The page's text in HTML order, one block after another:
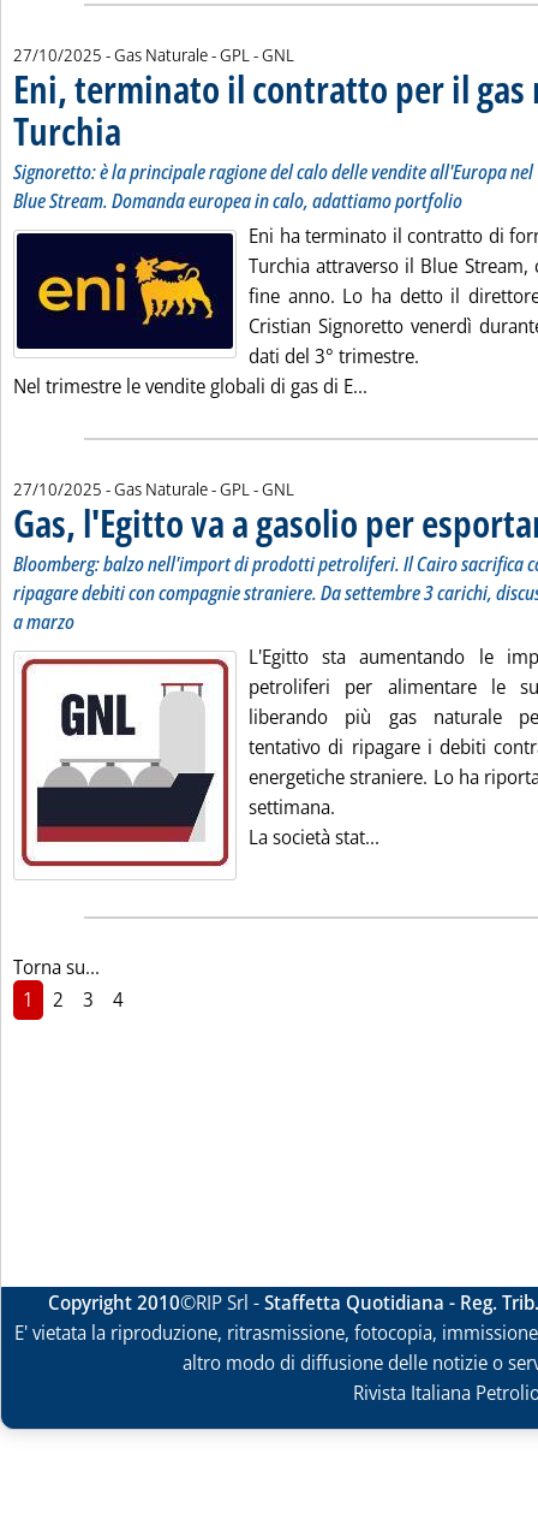
27/10/2025 - Gas Naturale - GPL - GNL
Eni, terminato il contratto per il gas
Turchia . Sottotitolo: Signoretto: è la principale ragione del calo delle vendite
Signoretto: è la principale ragione del calo delle vendite all'Europa
Blue Stream. Domanda europea in calo, adattiamo portfolio
Eni ha terminato il contratto di
Turchia attraverso il Blue Stream,
fine anno. Lo ha detto il
Cristian Signoretto venerdì
dati del 3° trimestre.
Nel trimestre le vendite globali di gas di E...
27/10/2025 - Gas Naturale - GPL - GNL
Gas, l'Egitto va a gasolio per
Bloomberg: balzo nell'import di prodotti petroliferi. Il Cairo sacrifica
ripagare debiti con compagnie straniere. Da settembre 3 carichi,
a marzo
L'Egitto sta aumentando le
petroliferi per alimentare le
liberando più gas naturale
tentativo di ripagare i debiti
energetiche straniere. Lo ha
settimana.
La società stat...
Torna su...
1
2 3 4
Copyright 2010©RIP Srl -Staffetta Quotidiana - Reg.
E' vietata la riproduzione, ritrasmissione, fotocopia,
altro modo di diffusione delle notizie o
Rivista Italiana